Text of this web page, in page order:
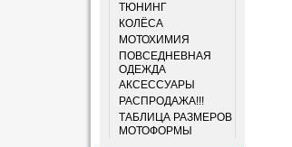
ТЮНИНГ
КОЛЁСА
МОТОХИМИЯ
ПОВСЕДНЕВНАЯ
ОДЕЖДА
АКСЕССУАРЫ
РАСПРОДАЖА!!!
ТАБЛИЦА РАЗМЕРОВ
МОТОФОРМЫ